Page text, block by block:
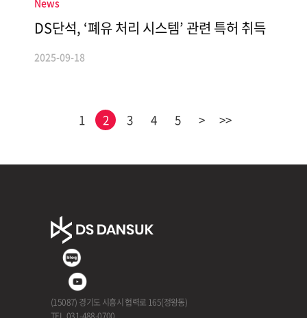
News
DS단석, ‘폐유 처리 시스템’ 관련 특허 취득
2025-09-18
1 2 3 4 5 > >>
(15087) 경기도 시흥시 협력로 165(정왕동)